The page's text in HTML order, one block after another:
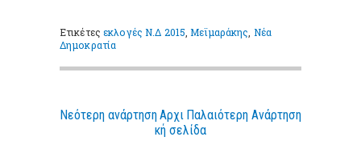
Ετικέτες εκλογές Ν.Δ 2015 ,Μεϊμαράκης Νέα
Δημοκρατία
Νεότερη ανάρτηση Παλαιότερη Ανάρτηση
Αρχι
κή σελίδα